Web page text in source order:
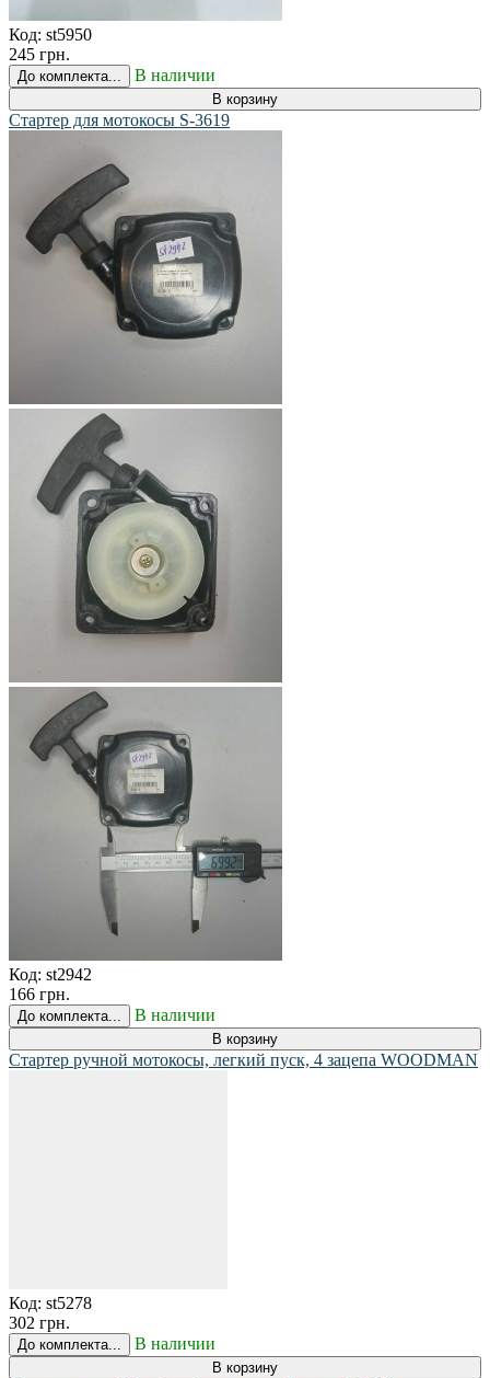
Код: st5950
245 грн.
До комплекта... В наличии
В корзину
Стартер для мотокосы S-3619
Код: st2942
166 грн.
До комплекта... В наличии
В корзину
Стартер ручной мотокосы, легкий пуск, 4 зацепа WOODMAN
Код: st5278
302 грн.
До комплекта... В наличии
В корзину